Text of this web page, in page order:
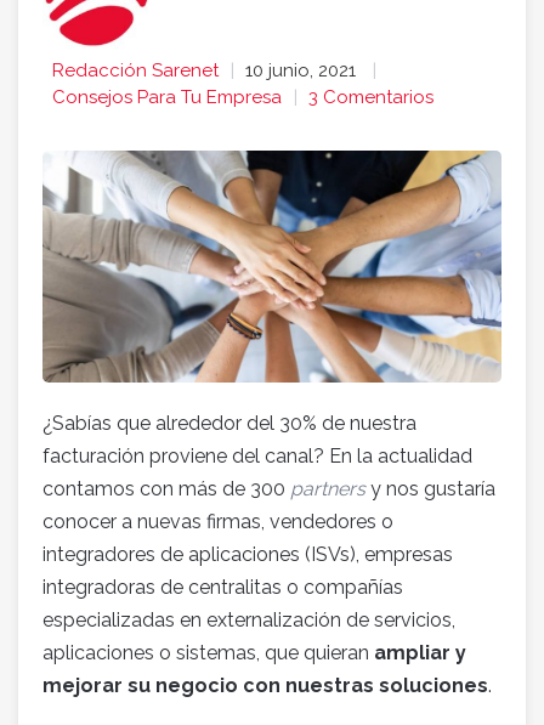
Redacción Sarenet
10 junio, 2021
Consejos Para Tu Empresa
3 Comentarios
¿Sabías que alrededor del 30% de nuestra
facturación proviene del canal? En la actualidad
contamos con más de 300 partnersy nos gustaría
conocer a nuevas firmas, vendedores o
integradores de aplicaciones (ISVs), empresas
integradoras de centralitas o compañías
especializadas en externalización de servicios,
aplicaciones o sistemas, que quieran ampliar y
mejorar su negocio con nuestras soluciones.